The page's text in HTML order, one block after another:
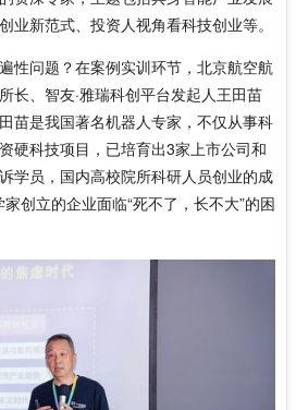
业新范式、投资人视角看科技创业等。
性问题？在案例实训环节，北京航空航
长、智友·雅瑞科创平台发起人王田苗
苗是我国著名机器人专家，不仅从事科
硬科技项目，已培育出3家上市公司和
学员，国内高校院所科研人员创业的成
创立的企业面临“死不了，长不大”的困